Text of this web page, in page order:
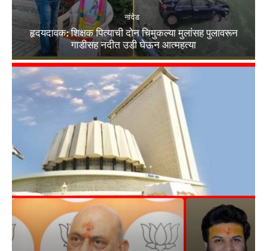
नांदेड
हृदयदावक: शिक्षक पित्याची दोन चिमुकल्या मुलांसह पुलावरून
गाडीसह नदीत उडी घेऊन आत्महत्या